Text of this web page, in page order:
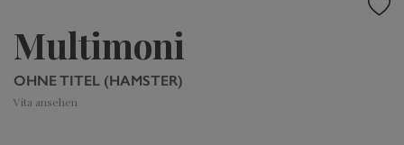
Multimoni
OHNE TITEL (HAMSTER)
Vita ansehen